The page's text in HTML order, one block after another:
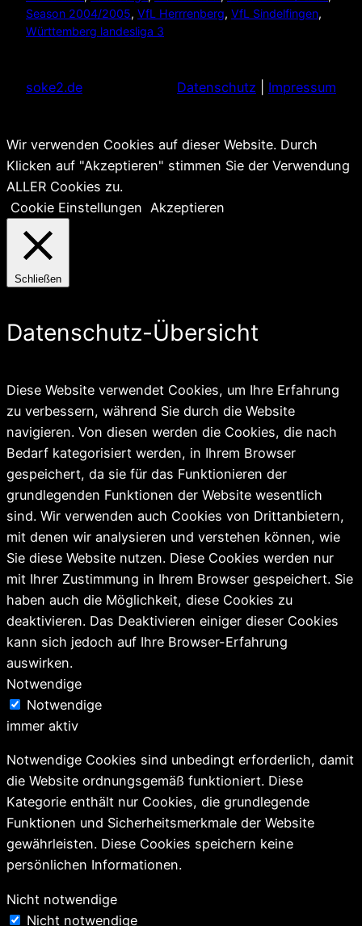
Season 2004/2005, VfL Herrrenberg, VfL Sindelfingen
Württemberg landesliga 3
soke2.de Datenschutz Impressum
Wir verwenden Cookies auf dieser Website. Durch
Klicken auf "Akzeptieren" stimmen Sie der Verwendung
ALLER Cookies zu.
Cookie Einstellungen Akzeptieren
Schließen
Datenschutz-Übersicht
Diese Website verwendet Cookies, um Ihre Erfahrung
zu verbessern, während Sie durch die Website
navigieren. Von diesen werden die Cookies, die nach
Bedarf kategorisiert werden, in Ihrem Browser
gespeichert, da sie für das Funktionieren der
grundlegenden Funktionen der Website wesentlich
sind. Wir verwenden auch Cookies von Drittanbietern,
mit denen wir analysieren und verstehen können, wie
Sie diese Website nutzen. Diese Cookies werden nur
mit Ihrer Zustimmung in Ihrem Browser gespeichert. Sie
haben auch die Möglichkeit, diese Cookies zu
deaktivieren. Das Deaktivieren einiger dieser Cookies
kann sich jedoch auf Ihre Browser-Erfahrung
auswirken.
Notwendige
Notwendige
immer aktiv
Notwendige Cookies sind unbedingt erforderlich, damit
die Website ordnungsgemäß funktioniert. Diese
Kategorie enthält nur Cookies, die grundlegende
Funktionen und Sicherheitsmerkmale der Website
gewährleisten. Diese Cookies speichern keine
persönlichen Informationen.
Nicht notwendige
Nicht notwendige